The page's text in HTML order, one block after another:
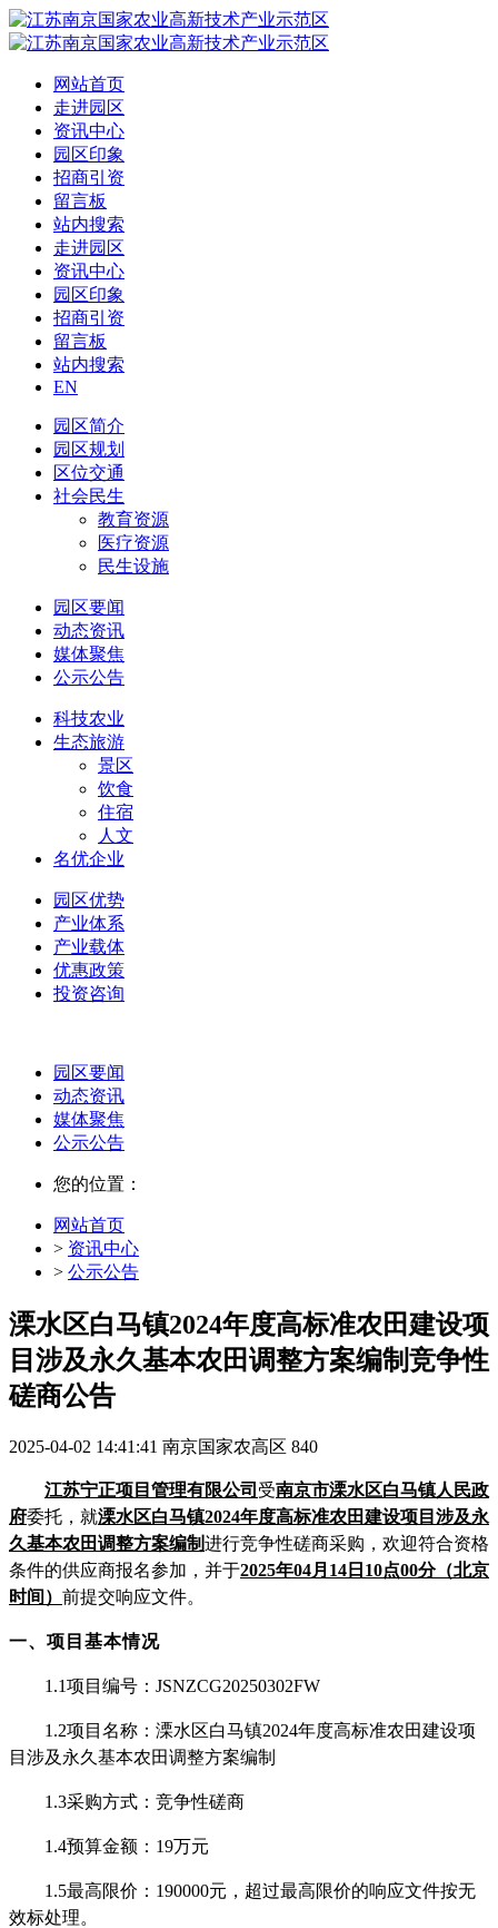
网站首页
走进园区
资讯中心
园区印象
招商引资
留言板
站内搜索
走进园区
资讯中心
园区印象
招商引资
留言板
站内搜索
EN
园区简介
园区规划
区位交通
社会民生
教育资源
医疗资源
民生设施
园区要闻
动态资讯
媒体聚焦
公示公告
科技农业
生态旅游
景区
饮食
住宿
人文
名优企业
园区优势
产业体系
产业载体
优惠政策
投资咨询
园区要闻
动态资讯
媒体聚焦
公示公告
您的位置：
网站首页
> 资讯中心
> 公示公告
溧水区白马镇2024年度高标准农田建设项
目涉及永久基本农田调整方案编制竞争性
磋商公告
2025-04-02 14:41:41 南京国家农高区 840
江苏宁正项目管理有限公司 受南京市溧水区白马镇人民政
府委托，就溧水区白马镇2024年度高标准农田建设项目涉及永
久基本农田调整方案编制进行竞争性磋商采购，欢迎符合资格
条件的供应商报名参加，并于2025年04月 14 日 10点00分（北京
时间） 前提交响应文件。
一、项目基本情况
1.1项目编号：JSNZCG20250302FW
1.2项目名称： 溧水区白马镇2024年度高标准农田建设项
目涉及永久基本农田调整方案编制
1.3采购方式：竞争性磋商
1.4预算金额： 19万元
1.5最高限价： 190000元，超过最高限价的响应文件按无
效标处理。